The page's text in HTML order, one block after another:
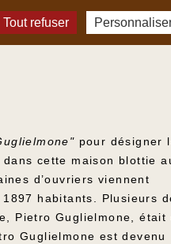
pour désigner
cette maison blottie
d’ouvriers viennent
habitants. Plusieurs
Pietro Guglielmone, était
Guglielmone est devenu
Tout refuser